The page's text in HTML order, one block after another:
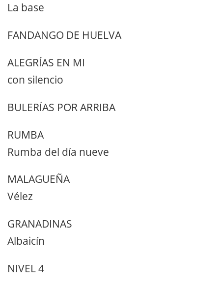
La base
FANDANGO DE HUELVA
ALEGRÍAS EN MI
con silencio
BULERÍAS POR ARRIBA
RUMBA
Rumba del día nueve
MALAGUEÑA
Vélez
GRANADINAS
Albaicín
NIVEL 4